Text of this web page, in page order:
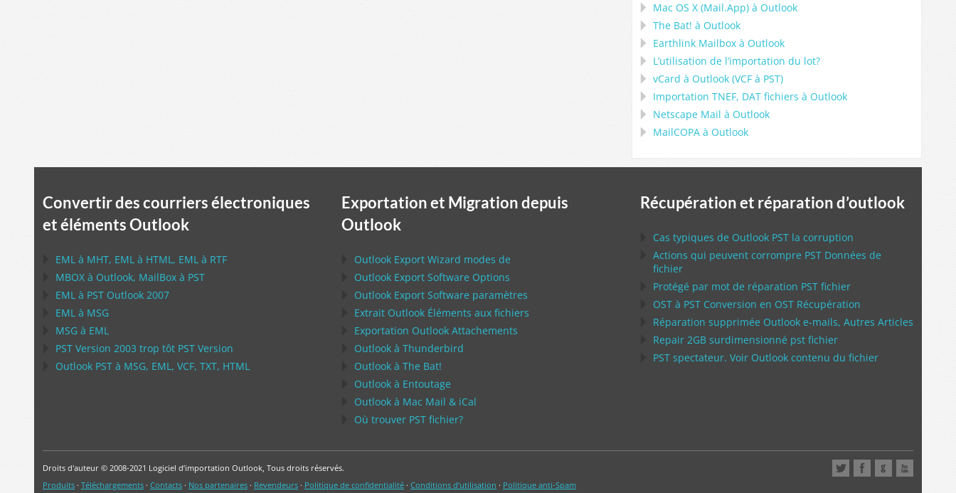
Mac OS X (Mail.App) à Outlook
The Bat! à Outlook
Earthlink Mailbox à Outlook
L’utilisation de l’importation du lot?
vCard à Outlook (VCF à PST)
Importation TNEF, DAT fichiers à Outlook
Netscape Mail à Outlook
MailCOPA à Outlook
Convertir des courriers électroniques
et éléments Outlook
EML à MHT, EML à HTML, EML à RTF
MBOX à Outlook, MailBox à PST
EML à PST Outlook 2007
EML à MSG
MSG à EML
PST Version 2003 trop tôt PST Version
Outlook PST à MSG, EML, VCF, TXT, HTML
Exportation et Migration depuis
Outlook
Outlook Export Wizard modes de
Outlook Export Software Options
Outlook Export Software paramètres
Extrait Outlook Éléments aux fichiers
Exportation Outlook Attachements
Outlook à Thunderbird
Outlook à The Bat!
Outlook à Entoutage
Outlook à Mac Mail & iCal
Où trouver PST fichier?
Récupération et réparation d’outlook
Cas typiques de Outlook PST la corruption
Actions qui peuvent corrompre PST Données de
fichier
Protégé par mot de réparation PST fichier
OST à PST Conversion en OST Récupération
Réparation supprimée Outlook e-mails, Autres Articles
Repair 2GB surdimensionné pst fichier
PST spectateur. Voir Outlook contenu du fichier
Droits d'auteur © 2008-2021 Logiciel d’importation Outlook, Tous droits réservés.
Produits · Téléchargements · Contacts · Nos partenaires · Revendeurs · Politique de confidentialité · Conditions d’utilisation · Politique anti-Spam